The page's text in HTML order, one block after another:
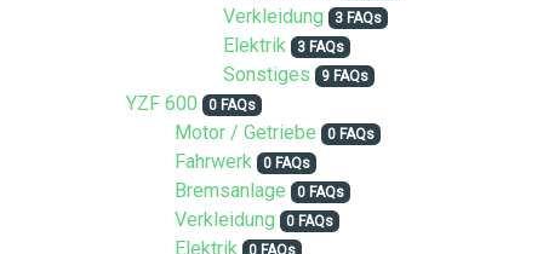
Verkleidung 3 FAQs
Elektrik 3 FAQs
Sonstiges 9 FAQs
YZF 600 0 FAQs
Motor / Getriebe 0 FAQs
Fahrwerk 0 FAQs
Bremsanlage 0 FAQs
Verkleidung 0 FAQs
Elektrik 0 FAQs